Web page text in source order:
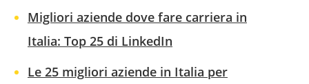
Migliori aziende dove fare carriera in
Italia: Top 25 di LinkedIn
Le 25 migliori aziende in Italia per